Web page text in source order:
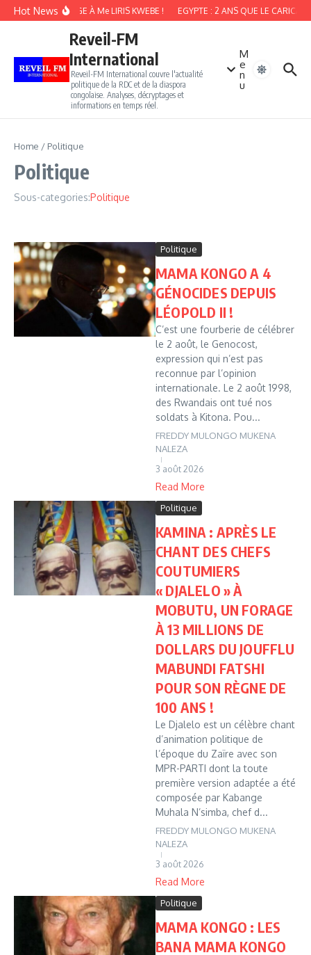
Aller au contenu
Hot NewsHOMMAGE À Me LIRIS KWEBE ! EGYPTE : 2 ANS QUE LE
Reveil-FM
International
Reveil-FM International couvre l'actualité
politique de la RDC et de la diaspora
congolaise. Analyses, décryptages et
informations en temps réel.
M
e
n
u
Home / Politique
Politique
Sous-categories:Politique
Politique
MAMA KONGO A 4
GÉNOCIDES DEPUIS
LÉOPOLD II !
C’est une fourberie de célébrer
le 2 août, le Genocost,
expression qui n’est pas
reconnue par l’opinion
internationale. Le 2 août 1998,
des Rwandais ont tué nos
soldats à Kitona. Pou...
FREDDY MULONGO MUKENA
NALEZA
3 août 2026
Read More
Politique
KAMINA : APRÈS LE
CHANT DES CHEFS
COUTUMIERS
« DJALELO » À
MOBUTU, UN FORAGE
À 13 MILLIONS DE
DOLLARS DU JOUFFLU
MABUNDI FATSHI
POUR SON RÈGNE DE
100 ANS !
Le Djalelo est un célèbre chant
d’animation politique de
l’époque du Zaïre avec son
MPR-PARTI dont la toute
première version adaptée a été
composée par Kabange
Muhala N’simba, chef d...
FREDDY MULONGO MUKENA
NALEZA
3 août 2026
Read More
Politique
MAMA KONGO : LES
BANA MAMA KONGO